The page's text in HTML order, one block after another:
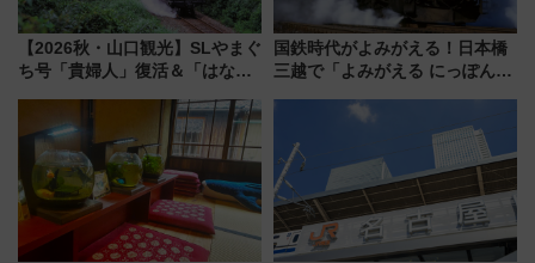
【2026秋・山口観光】SLやまぐ
ち号「貴婦人」復活＆「はなあ
注目観光列車まとめ きっぷの取
り方は？
国鉄時代がよみがえる！日本橋
三越で「よみがえる にっぽんの
敬の名作写真も、駅弁フェスも
同時開催！